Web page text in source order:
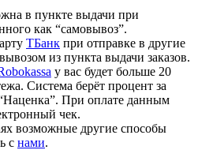
в пункте выдачи при
как “самовывоз”.
TБанк при отправке в другие
из пункта выдачи заказов.
у вас будет больше 20
Система берёт процент за
При оплате данным
чек.
возможные другие способы
с нами.